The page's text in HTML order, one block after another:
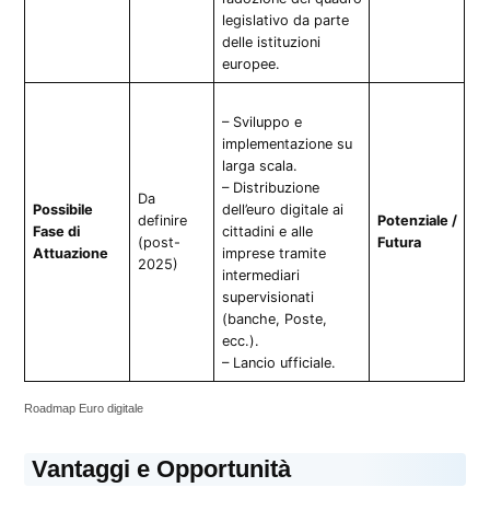
legislativo da parte
delle istituzioni
europee.
Possibile
Fase di
Attuazione
Da
definire
(post-
2025)
– Sviluppo e
implementazione su
larga scala.
– Distribuzione
dell’euro digitale ai
cittadini e alle
imprese tramite
intermediari
supervisionati
(banche, Poste,
ecc.).
– Lancio ufficiale.
Potenziale /
Futura
Roadmap Euro digitale
Vantaggi e Opportunità